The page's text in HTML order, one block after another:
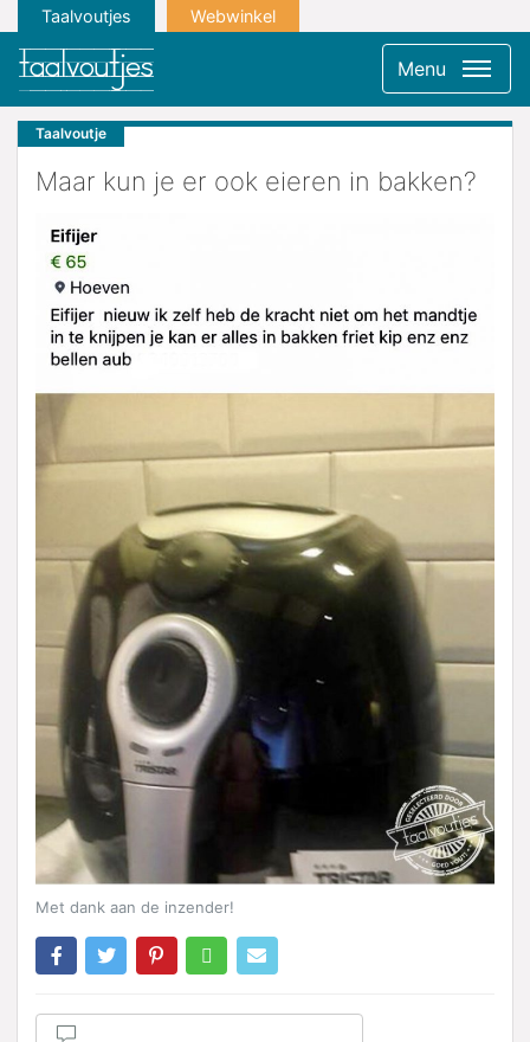
Taalvoutjes Webwinkel
Menu
Taalvoutje
Maar kun je er ook eieren in bakken?
Met dank aan de inzender!